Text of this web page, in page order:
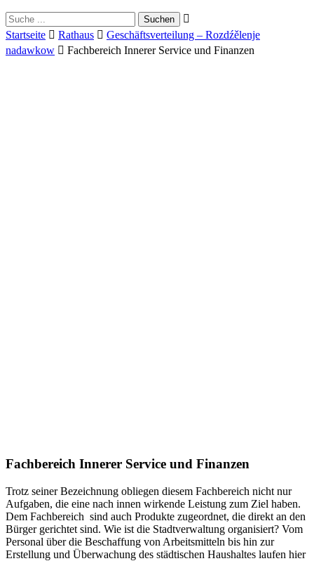
Suche
für:
Startseite
Rathaus
Geschäftsverteilung – Rozdźělenje
nadawkow
Fachbereich Innerer Service und Finanzen
Fachbereich Innerer Service und Finanzen
Trotz seiner Bezeichnung obliegen diesem Fachbereich nicht nur
Aufgaben, die eine nach innen wirkende Leistung zum Ziel haben.
Dem Fachbereich sind auch Produkte zugeordnet, die direkt an den
Bürger gerichtet sind. Wie ist die Stadtverwaltung organisiert? Vom
Personal über die Beschaffung von Arbeitsmitteln bis hin zur
Erstellung und Überwachung des städtischen Haushaltes laufen hier